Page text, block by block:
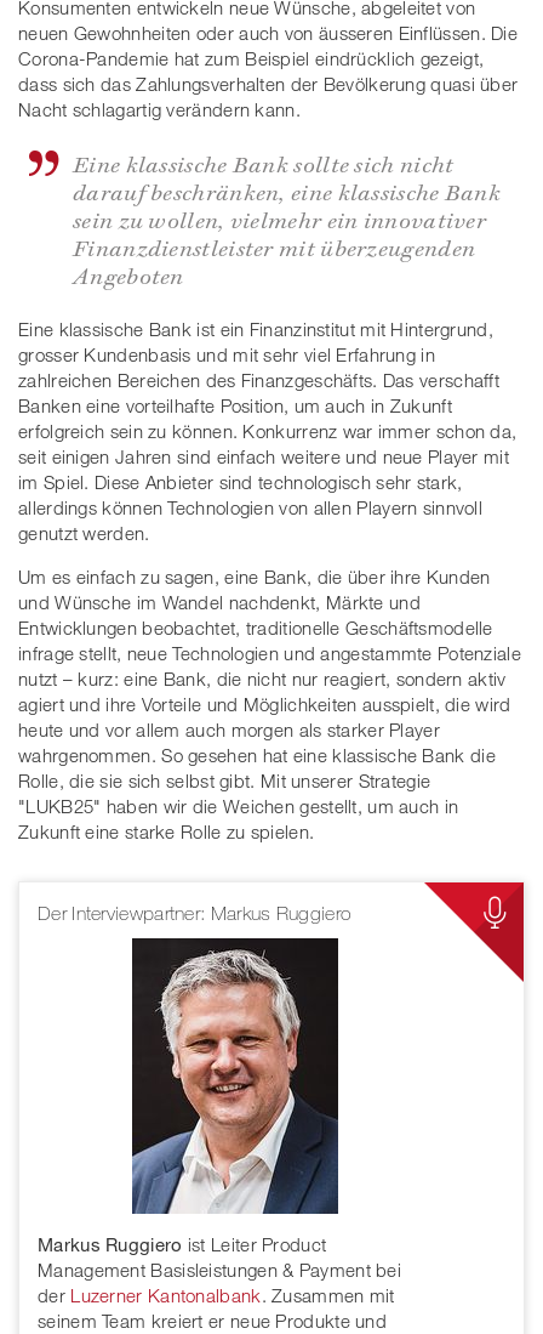
Konsumenten entwickeln neue Wünsche, abgeleitet von
neuen Gewohnheiten oder auch von äusseren Einflüssen. Die
Corona-Pandemie hat zum Beispiel eindrücklich gezeigt,
dass sich das Zahlungsverhalten der Bevölkerung quasi über
Nacht schlagartig verändern kann.
Eine klassische Bank sollte sich nicht
darauf beschränken, eine klassische Bank
sein zu wollen, vielmehr ein innovativer
Finanzdienstleister mit überzeugenden
Angeboten
Eine klassische Bank ist ein Finanzinstitut mit Hintergrund,
grosser Kundenbasis und mit sehr viel Erfahrung in
zahlreichen Bereichen des Finanzgeschäfts. Das verschafft
Banken eine vorteilhafte Position, um auch in Zukunft
erfolgreich sein zu können. Konkurrenz war immer schon da,
seit einigen Jahren sind einfach weitere und neue Player mit
im Spiel. Diese Anbieter sind technologisch sehr stark,
allerdings können Technologien von allen Playern sinnvoll
genutzt werden.
Um es einfach zu sagen, eine Bank, die über ihre Kunden
und Wünsche im Wandel nachdenkt, Märkte und
Entwicklungen beobachtet, traditionelle Geschäftsmodelle
infrage stellt, neue Technologien und angestammte Potenziale
nutzt – kurz: eine Bank, die nicht nur reagiert, sondern aktiv
agiert und ihre Vorteile und Möglichkeiten ausspielt, die wird
heute und vor allem auch morgen als starker Player
wahrgenommen. So gesehen hat eine klassische Bank die
Rolle, die sie sich selbst gibt. Mit unserer Strategie
"LUKB25" haben wir die Weichen gestellt, um auch in
Zukunft eine starke Rolle zu spielen.
Der Interviewpartner: Markus Ruggiero
Markus Ruggiero ist Leiter Product
Management Basisleistungen & Payment bei
der Luzerner Kantonalbank. Zusammen mit
seinem Team kreiert er neue Produkte und